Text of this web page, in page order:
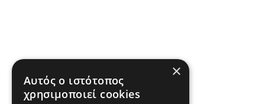
×
Αυτός ο ιστότοπος
χρησιμοποιεί cookies